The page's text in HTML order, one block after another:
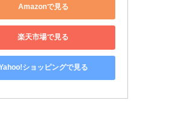
Amazonで見る
楽天市場で見る
ショッピングで見る